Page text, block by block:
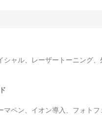
シャル、レーザートーニング
マペン、イオン導入、フォト